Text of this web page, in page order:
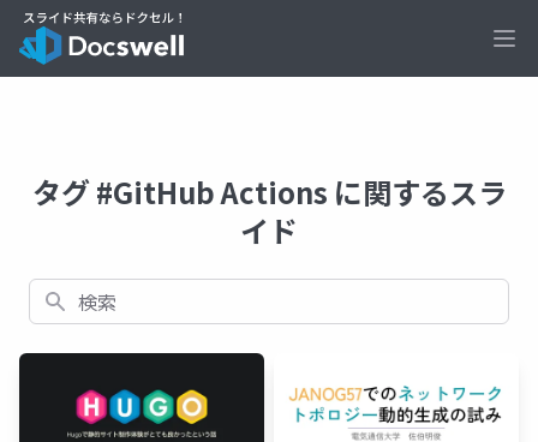
タグ #GitHub Actions に関するスラ
イド
検索